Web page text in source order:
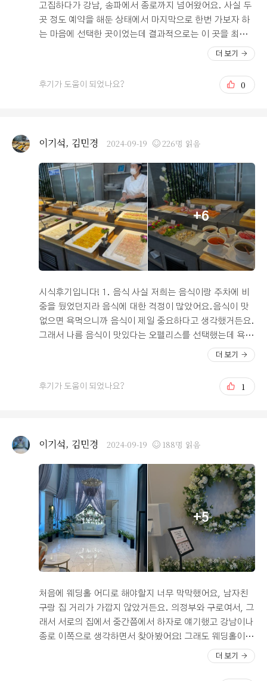
고집하다가 강남, 송파에서 종로까지 넘어왔어요. 사실 두
곳 정도 예약을 해둔 상태에서 마지막으로 한번 가보자 하
는 마음에 선택한 곳이었는데 결과적으로는 이 곳을 최종
베뉴로 선택하게 되었습니다. 스타벅스 입점, 깔끔한 오피
스 건물에 엘리베이터가 많아 주말에 단독으로 사용할 수
위치한 피로연장, 인왕산 뷰가 보이는 피로연장이 마음에
원분들의 프로페셔널한 모습도 인상깊었어요. 계약 후 바
로 단톡을 만들어주시고, 그쪽으로 각종 문의나 응대 진행
해주는데 더 비싼 홀에서도 받을 수 없었던 서비스로 확실
히 오래 웨딩홀을 운영한 경력이 느껴지더라구요. 식장 내
메이크업, 한복 가능한 본뇌르라는 업체도 친절하게 안내
해주셨고, 양가 부모님들 편하게 앉아 메이크업 받을 수 있
는 메이크업룸도 있어서 예식 당일에는 걱정없이 부모님
모실 수 있을 것 같습니다. 또, 오펠리스 검색하면 본식 스
냅, 아이폰 스냅 사례가 꽤 많이 나오고 사진들도 다 깔끔하
없었어요. 밝은 홀에 깔끔한 느낌 좋아하시면 한번쯤 가서
상담 받아보시면 좋을 것 같고 얼른 시식도 하고 싶어지네
요 ㅎㅎ 부모님들도 웨딩홀 방문하셨을 때 마음에 들어 하
셨습니다! #중구웨딩홀 #시청웨딩홀 #서울역웨딩홀 #오
더 보기
후기가 도움이 되었나요? 0
이기석, 김민경 2024-09-19 226명 읽음
+6
시식후기입니다! 1. 음식 사실 저희는 음식이랑 주차에 비
중을 뒀었던지라 음식에 대한 걱정이 많았어요.음식이 맛
없으면 욕먹으니까 음식이 제일 중요하다고 생각했거든요.
그래서 나름 음식이 맛있다는 오펠리스를 선택했는데 욕
먹을 정도로 음식이 맛 없지는 않았으나 중간정도의 퀄리
티로 특출나게 맛있는 요리는 없었으며, 공급가액에 대비
하여 약간 비싼 느낌을 받았어요. 부모님들은 괜찮다고 하
시긴 했어요! 그 중에 아쉬운거는 다른것보다 과일의 종류
동선이 상관없고 편할거같아요! 근데 연회장 한쪽이 만석
일때 반대쪽에 련회장을 열어줘요! 거기에서 식사하시는
분들은 불편하실거같긴해요. 3. 서비스 직원분들이 엄청
친절하시고, 빈그릇을 잘 치워주시는 등 서비스의 품질은
아주 높았답니다!! 개인적인 의견으로는 가지수를 조금 더
높였으면 좋겠어요! 그리고전반적인 음식의 맛이 높아졌으
면 싶다. 그 이유는 하객에게 기억에 남는건 예식이 아니라
주차와 음식이기 때문이 아닐까란 생각이 강하기 때문이예
여! 전반적으로 예식장, 연회장 평타이상이지만 가격대비
더 보기
후기가 도움이 되었나요? 1
이기석, 김민경 2024-09-19 188명 읽음
+5
처음에 웨딩홀 어디로 해야할지 너무 막막했어요, 남자친
구랑 집 거리가 가깝지 않았거든요. 의정부와 구로여서, 그
래서 서로의 집에서 중간쯤에서 하자로 얘기했고 강남이나
종로 이쪽으로 생각하면서 찾아봤어요! 그래도 웨딩홀이
게됬고 다른것보다 주차랑 음식이 1순위였어요! 그러다 인
더 보기